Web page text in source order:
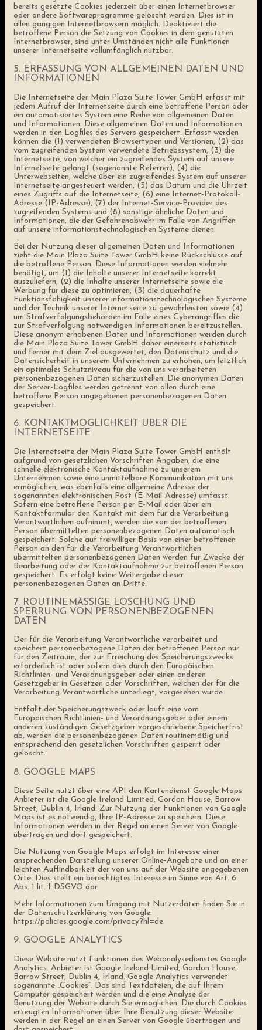
bereits gesetzte Cookies jederzeit über einen Internetbrowser
oder andere Softwareprogramme gelöscht werden. Dies ist in
allen gängigen Internetbrowsern möglich. Deaktiviert die
betroffene Person die Setzung von Cookies in dem genutzten
Internetbrowser, sind unter Umständen nicht alle Funktionen
unserer Internetseite vollumfänglich nutzbar.
5. ERFASSUNG VON ALLGEMEINEN DATEN UND
INFORMATIONEN
Die Internetseite der Main Plaza Suite Tower GmbH erfasst mit
jedem Aufruf der Internetseite durch eine betroffene Person oder
ein automatisiertes System eine Reihe von allgemeinen Daten
und Informationen. Diese allgemeinen Daten und Informationen
werden in den Logfiles des Servers gespeichert. Erfasst werden
können die (1) verwendeten Browsertypen und Versionen, (2) das
vom zugreifenden System verwendete Betriebssystem, (3) die
Internetseite, von welcher ein zugreifendes System auf unsere
Internetseite gelangt (sogenannte Referrer), (4) die
Unterwebseiten, welche über ein zugreifendes System auf unserer
Internetseite angesteuert werden, (5) das Datum und die Uhrzeit
eines Zugriffs auf die Internetseite, (6) eine Internet-Protokoll-
Adresse (IP-Adresse), (7) der Internet-Service-Provider des
zugreifenden Systems und (8) sonstige ähnliche Daten und
Informationen, die der Gefahrenabwehr im Falle von Angriffen
auf unsere informationstechnologischen Systeme dienen.
Bei der Nutzung dieser allgemeinen Daten und Informationen
zieht die Main Plaza Suite Tower GmbH keine Rückschlüsse auf
die betroffene Person. Diese Informationen werden vielmehr
benötigt, um (1) die Inhalte unserer Internetseite korrekt
auszuliefern, (2) die Inhalte unserer Internetseite sowie die
Werbung für diese zu optimieren, (3) die dauerhafte
Funktionsfähigkeit unserer informationstechnologischen Systeme
und der Technik unserer Internetseite zu gewährleisten sowie (4)
um Strafverfolgungsbehörden im Falle eines Cyberangriffes die
zur Strafverfolgung notwendigen Informationen bereitzustellen.
Diese anonym erhobenen Daten und Informationen werden durch
die Main Plaza Suite Tower GmbH daher einerseits statistisch
und ferner mit dem Ziel ausgewertet, den Datenschutz und die
Datensicherheit in unserem Unternehmen zu erhöhen, um letztlich
ein optimales Schutzniveau für die von uns verarbeiteten
personenbezogenen Daten sicherzustellen. Die anonymen Daten
der Server-Logfiles werden getrennt von allen durch eine
betroffene Person angegebenen personenbezogenen Daten
gespeichert.
6. KONTAKTMÖGLICHKEIT ÜBER DIE
INTERNETSEITE
Die Internetseite der Main Plaza Suite Tower GmbH enthält
aufgrund von gesetzlichen Vorschriften Angaben, die eine
schnelle elektronische Kontaktaufnahme zu unserem
Unternehmen sowie eine unmittelbare Kommunikation mit uns
ermöglichen, was ebenfalls eine allgemeine Adresse der
sogenannten elektronischen Post (E-Mail-Adresse) umfasst.
Sofern eine betroffene Person per E-Mail oder über ein
Kontaktformular den Kontakt mit dem für die Verarbeitung
Verantwortlichen aufnimmt, werden die von der betroffenen
Person übermittelten personenbezogenen Daten automatisch
gespeichert. Solche auf freiwilliger Basis von einer betroffenen
Person an den für die Verarbeitung Verantwortlichen
übermittelten personenbezogenen Daten werden für Zwecke der
Bearbeitung oder der Kontaktaufnahme zur betroffenen Person
gespeichert. Es erfolgt keine Weitergabe dieser
personenbezogenen Daten an Dritte.
7. ROUTINEMÄSSIGE LÖSCHUNG UND S
PERRUNG VON PERSONENBEZOGENEN D
ATEN
Der für die Verarbeitung Verantwortliche verarbeitet und
speichert personenbezogene Daten der betroffenen Person nur
für den Zeitraum, der zur Erreichung des Speicherungszwecks
erforderlich ist oder sofern dies durch den Europäischen
Richtlinien- und Verordnungsgeber oder einen anderen
Gesetzgeber in Gesetzen oder Vorschriften, welchen der für die
Verarbeitung Verantwortliche unterliegt, vorgesehen wurde.
Entfällt der Speicherungszweck oder läuft eine vom
Europäischen Richtlinien- und Verordnungsgeber oder einem
anderen zuständigen Gesetzgeber vorgeschriebene Speicherfrist
ab, werden die personenbezogenen Daten routinemäßig und
entsprechend den gesetzlichen Vorschriften gesperrt oder
gelöscht.
8. GOOGLE MAPS
Diese Seite nutzt über eine API den Kartendienst Google Maps.
Anbieter ist die Google Ireland Limited, Gordon House, Barrow
Street, Dublin 4, Irland. Zur Nutzung der Funktionen von Google
Maps ist es notwendig, Ihre IP-Adresse zu speichern. Diese
Informationen werden in der Regel an einen Server von Google
übertragen und dort gespeichert.
Die Nutzung von Google Maps erfolgt im Interesse einer
ansprechenden Darstellung unserer Online-Angebote und an einer
leichten Auffindbarkeit der von uns auf der Website angegebenen
Orte. Dies stellt ein berechtigtes Interesse im Sinne von Art. 6
Abs. 1 lit. f DSGVO dar.
Mehr Informationen zum Umgang mit Nutzerdaten finden Sie in
der Datenschutzerklärung von Google:
https://policies.google.com/privacy?hl=de
9. GOOGLE ANALYTICS
Diese Website nutzt Funktionen des Webanalysedienstes Google
Analytics. Anbieter ist Google Ireland Limited, Gordon House,
Barrow Street, Dublin 4, Irland. Google Analytics verwendet
sogenannte „Cookies“. Das sind Textdateien, die auf Ihrem
Computer gespeichert werden und die eine Analyse der
Benutzung der Website durch Sie ermöglichen. Die durch Cookies
erzeugten Informationen über Ihre Benutzung dieser Website
werden in der Regel an einen Server von Google übertragen und